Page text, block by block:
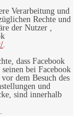
Verarbeitung und
Rechte und
der Nutzer ,
.
dass Facebook
bei Facebook
dem Besuch des
und
sind innerhalb
.